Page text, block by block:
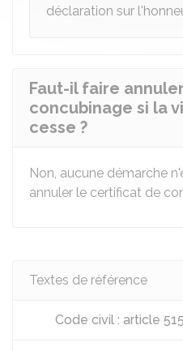
déclaration sur
Faut-il faire
concubinage si la
cesse ?
Non, aucune démarche
annuler le certificat de
Textes de référence
Code civil : article